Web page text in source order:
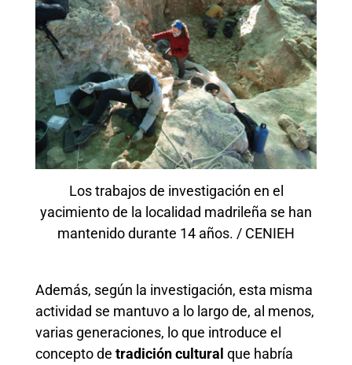
Los trabajos de investigación en el
yacimiento de la localidad madrileña se han
mantenido durante 14 años. / CENIEH
Además, según la investigación, esta misma
actividad se mantuvo a lo largo de, al menos,
varias generaciones, lo que introduce el
concepto de tradición cultural que habría